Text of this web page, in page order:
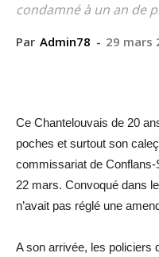
condamné à un an de
Par Admin78 - 29 mars
Ce Chantelouvais de 20
poches et surtout son
commissariat de
22 mars. Convoqué dans
n’avait pas réglé une
A son arrivée, les policiers